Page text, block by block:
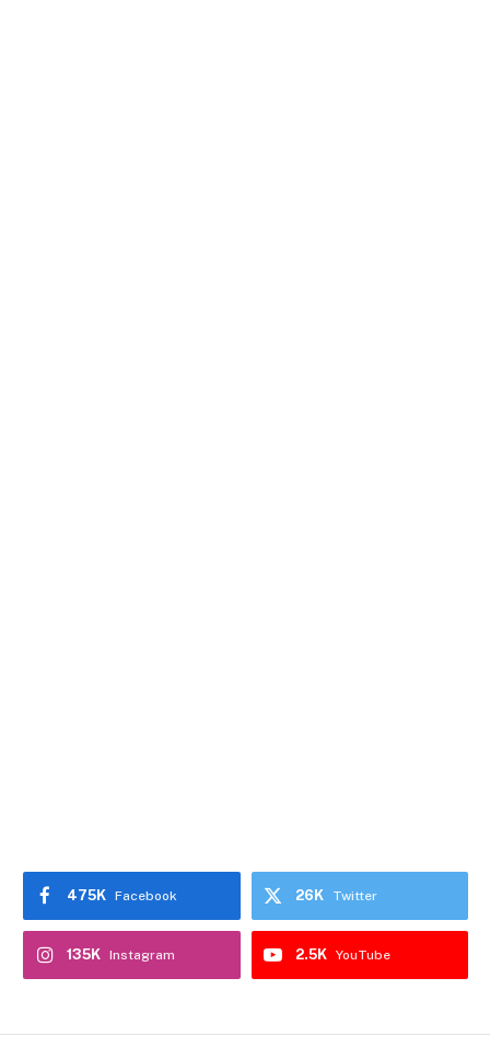
Facebook
475K Twitter
26K
Instagram
135K YouTube
2.5K